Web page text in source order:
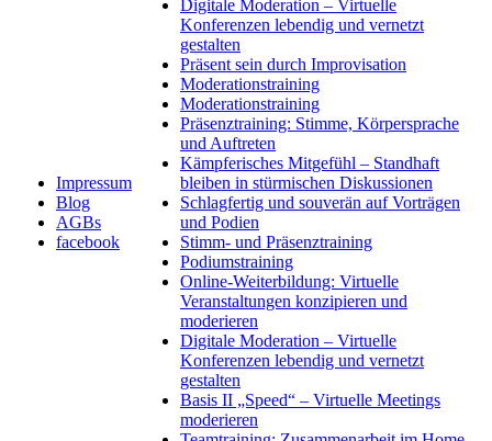
Impressum
Blog
AGBs
facebook
Digitale Moderation – Virtuelle
Konferenzen lebendig und vernetzt
gestalten
Präsent sein durch Improvisation
Moderationstraining
Moderationstraining
Präsenztraining: Stimme, Körpersprache
und Auftreten
Kämpferisches Mitgefühl – Standhaft
bleiben in stürmischen Diskussionen
Schlagfertig und souverän auf Vorträgen
und Podien
Stimm- und Präsenztraining
Podiumstraining
Online-Weiterbildung: Virtuelle
Veranstaltungen konzipieren und
moderieren
Digitale Moderation – Virtuelle
Konferenzen lebendig und vernetzt
gestalten
Basis II „Speed“ – Virtuelle Meetings
moderieren